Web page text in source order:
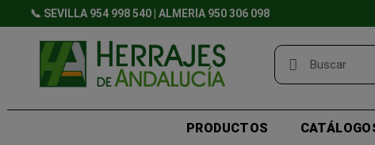
📞 SEVILLA 954 998 540 | ALMERÍA 950 306 098
PRODUCTOS